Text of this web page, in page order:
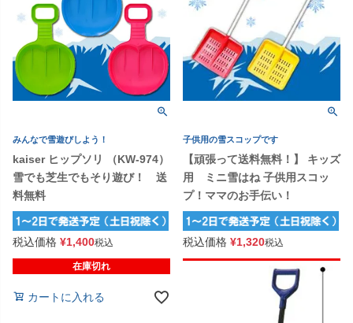
みんなで雪遊びしよう！
kaiser ヒップソリ （KW-974）
雪でも芝生でもそり遊び！ 送
料無料
税込価格 ¥1,400税込
在庫切れ
カートに入れる
子供用の雪スコップです
【頑張って送料無料！】 キッズ
用 ミニ雪はね 子供用スコッ
プ！ママのお手伝い！
税込価格 ¥1,320税込
在庫切れ